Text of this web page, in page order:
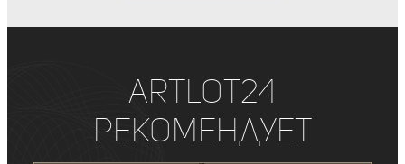
ArtLot24
рекомендует